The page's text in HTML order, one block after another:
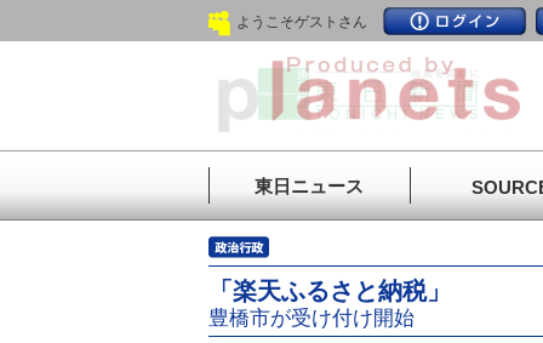
ようこそゲストさん
東日ニュース
「楽天ふるさと納税」
豊橋市が受け付け開始